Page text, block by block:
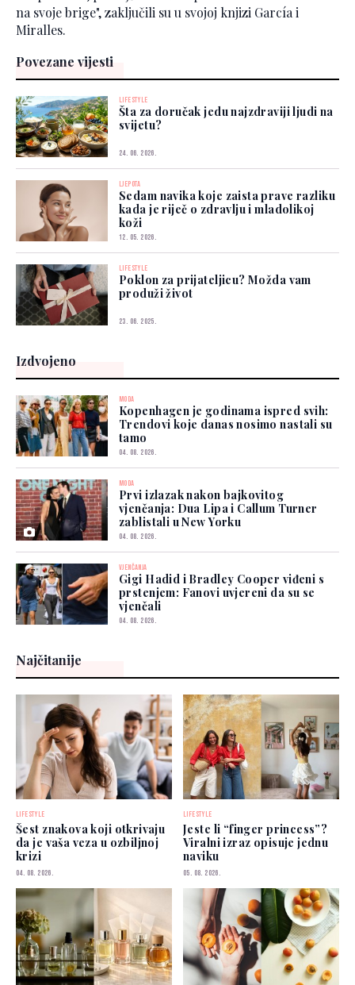
na svoje brige", zaključili su u svojoj knjizi García i
Miralles.
Povezane vijesti
LIFESTYLE
Šta za doručak jedu najzdraviji ljudi na
svijetu?
24. 06. 2026.
LJEPOTA
Sedam navika koje zaista prave razliku
kada je riječ o zdravlju i mladolikoj
koži
12. 05. 2026.
LIFESTYLE
Poklon za prijateljicu? Možda vam
produži život
23. 06. 2025.
Izdvojeno
MODA
Kopenhagen je godinama ispred svih:
Trendovi koje danas nosimo nastali su
tamo
04. 08. 2026.
MODA
Prvi izlazak nakon bajkovitog
vjenčanja: Dua Lipa i Callum Turner
zablistali u New Yorku
04. 08. 2026.
VJENČANJA
Gigi Hadid i Bradley Cooper viđeni s
prstenjem: Fanovi uvjereni da su se
vjenčali
04. 08. 2026.
Najčitanije
LIFESTYLE
Šest znakova koji otkrivaju
da je vaša veza u ozbiljnoj
krizi
04. 08. 2026.
LIFESTYLE
Jeste li “finger princess”?
Viralni izraz opisuje jednu
naviku
05. 08. 2026.